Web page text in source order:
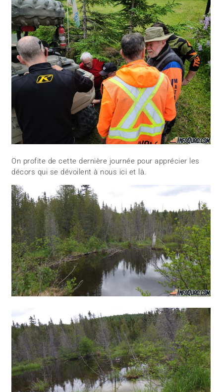
On profite de cette dernière journée pour apprécier les
décors qui se dévoilent à nous ici et là.